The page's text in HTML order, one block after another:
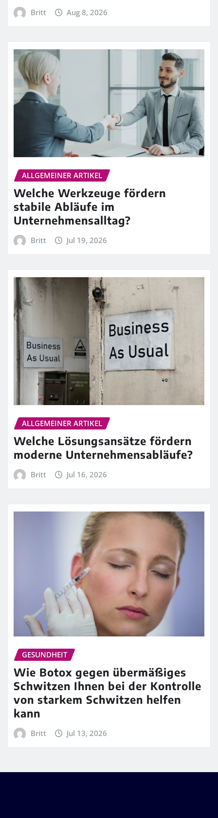
Britt Aug 8, 2026
ALLGEMEINER ARTIKEL
Welche Werkzeuge fördern
stabile Abläufe im
Unternehmensalltag?
Britt Jul 19, 2026
ALLGEMEINER ARTIKEL
Welche Lösungsansätze fördern
moderne Unternehmensabläufe?
Britt Jul 16, 2026
GESUNDHEIT
Wie Botox gegen übermäßiges
Schwitzen Ihnen bei der Kontrolle
von starkem Schwitzen helfen
kann
Britt Jul 13, 2026